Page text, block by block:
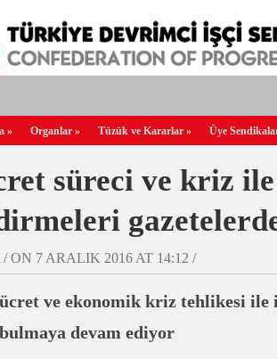
» Organlar » Tüzük ve Kararlar » Üye
süreci ve kriz
/ ON 7 ARALIK 2016 AT 14:12 /
ve ekonomik kriz tehlikesi
devam ediyor